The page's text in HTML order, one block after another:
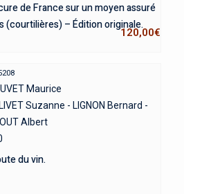
de France sur un moyen assuré
(courtilières) – Édition originale.
120,00€
Maurice
Suzanne - LIGNON Bernard -
Albert
du vin.